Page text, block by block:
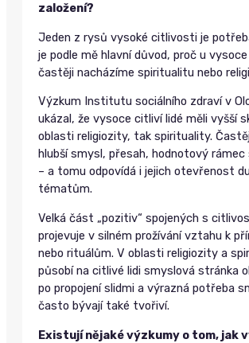
založení?
Jeden z rysů vysoké citlivosti je
je podle mě hlavní důvod, proč u
častěji nacházíme spiritualitu nebo
Výzkum Institutu sociálního zdraví v
ukázal, že vysoce citliví lidé měli vyšší
oblasti religiozity, tak spirituality.
hlubší smysl, přesah, hodnotový
– a tomu odpovídá i jejich otevřenost
tématům.
Velká část „pozitiv“ spojených s
projevuje v silném prožívání vztahu k
nebo rituálům. V oblasti religiozity a
působí na citlivé lidi smyslová stránka
po propojení slidmi a výrazná potřeba
často bývají také tvořiví.
Existují nějaké výzkumy o tom, jak